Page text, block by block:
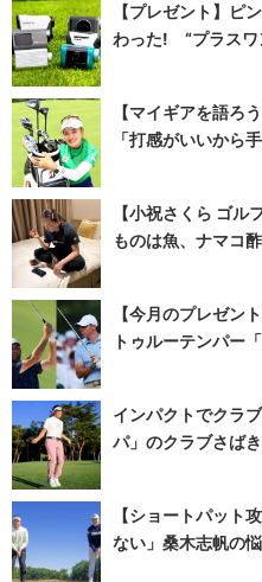
【プレゼント】ピ
わった! “プラスワ
【マイギアを語
「打感がいいから
【小祝さくら ゴ
ものは魚、ナマコ
【今月のプレゼン
トゥルーテンパー
インパクトでクラ
パ」のクラブさば
【ショートパット
ない」桑木志帆の